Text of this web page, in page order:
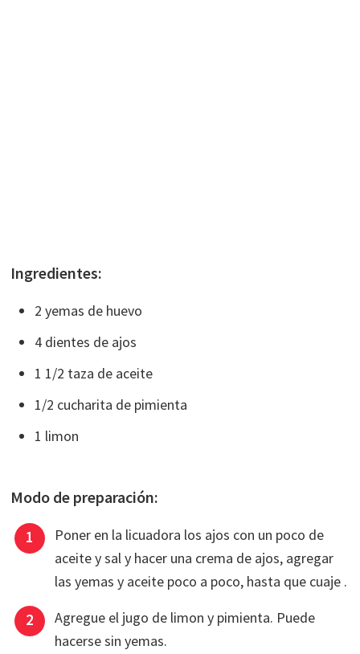
Ingredientes:
2 yemas de huevo
4 dientes de ajos
1 1/2 taza de aceite
1/2 cucharita de pimienta
1 limon
Modo de preparación:
Poner en la licuadora los ajos con un poco de
aceite y sal y hacer una crema de ajos, agregar
las yemas y aceite poco a poco, hasta que cuaje .
Agregue el jugo de limon y pimienta. Puede
hacerse sin yemas.